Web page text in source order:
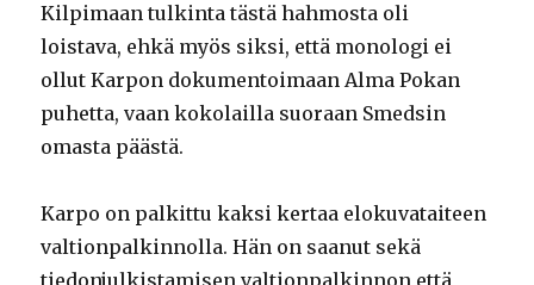
Kilpimaan tulkinta tästä hahmosta oli
loistava, ehkä myös siksi, että monologi ei
ollut Karpon dokumentoimaan Alma Pokan
puhetta, vaan kokolailla suoraan Smedsin
omasta päästä.
Karpo on palkittu kaksi kertaa elokuvataiteen
valtionpalkinnolla. Hän on saanut sekä